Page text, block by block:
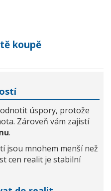
koupě
úspory, protože
Zároveň vám zajistí
.
jsou mnohem menší než
cen realit je stabilní